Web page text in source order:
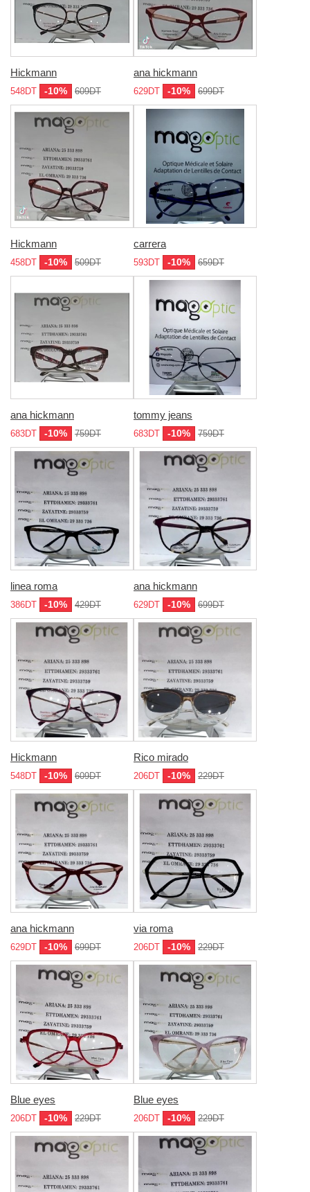
Hickmann
548DT -10% 609DT
ana hickmann
629DT -10% 699DT
Hickmann
458DT -10% 509DT
carrera
593DT -10% 659DT
ana hickmann
683DT -10% 759DT
tommy jeans
683DT -10% 759DT
linea roma
386DT -10% 429DT
ana hickmann
629DT -10% 699DT
Hickmann
548DT -10% 609DT
Rico mirado
206DT -10% 229DT
ana hickmann
629DT -10% 699DT
via roma
206DT -10% 229DT
Blue eyes
206DT -10% 229DT
Blue eyes
206DT -10% 229DT